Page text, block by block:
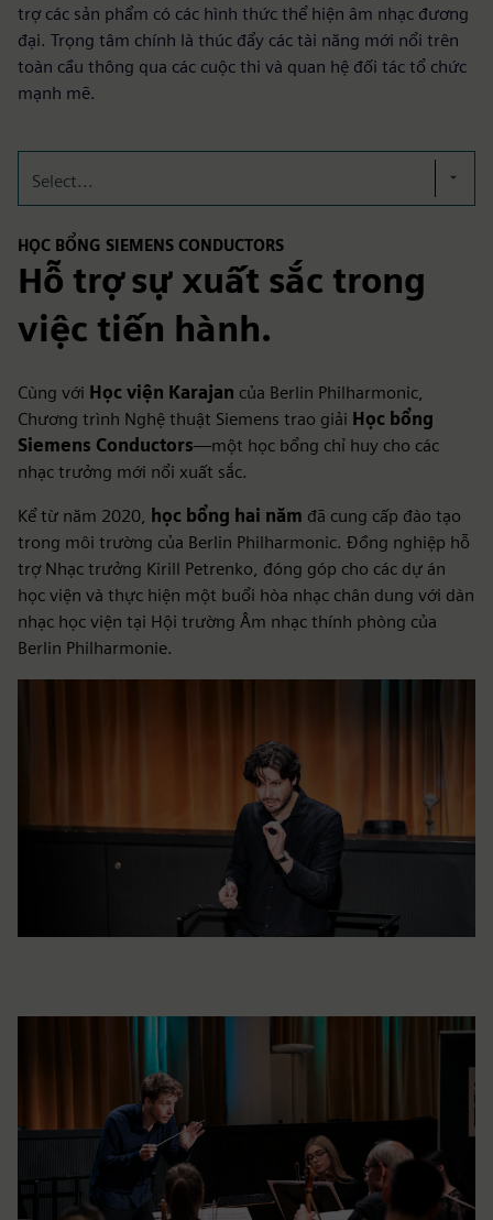
trợ các sản phẩm có các hình thức thể hiện âm nhạc đương
đại. Trọng tâm chính là thúc đẩy các tài năng mới nổi trên
toàn cầu thông qua các cuộc thi và quan hệ đối tác tổ chức
mạnh mẽ.
Select...
HỌC BỔNG SIEMENS CONDUCTORS
Hỗ trợ sự xuất sắc trong
việc tiến hành.
Cùng với Học viện Karajan của Berlin Philharmonic,
Chương trình Nghệ thuật Siemens trao giải Học bổng
Siemens Conductors—một học bổng chỉ huy cho các
nhạc trưởng mới nổi xuất sắc.
Kể từ năm 2020, học bổng hai năm đã cung cấp đào tạo
trong môi trường của Berlin Philharmonic. Đồng nghiệp hỗ
trợ Nhạc trưởng Kirill Petrenko, đóng góp cho các dự án
học viện và thực hiện một buổi hòa nhạc chân dung với dàn
nhạc học viện tại Hội trường Âm nhạc thính phòng của
Berlin Philharmonie.